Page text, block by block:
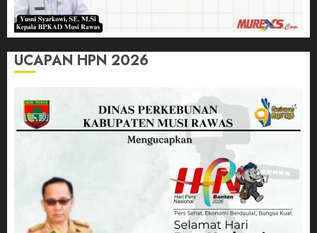
UCAPAN HPN 2026